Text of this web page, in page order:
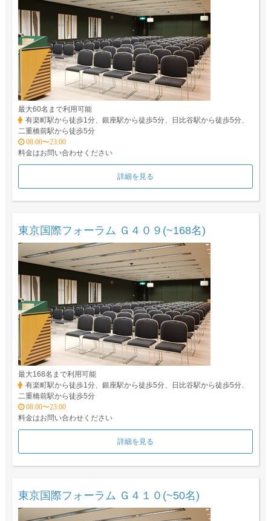
最大60名まで利用可能
有楽町駅から徒歩1分、銀座駅から徒歩5分、日比谷駅から徒歩5分、
二重橋前駅から徒歩5分
08:00〜23:00
料金はお問い合わせください
詳細を見る
東京国際フォーラム Ｇ４０９(~168名)
最大168名まで利用可能
有楽町駅から徒歩1分、銀座駅から徒歩5分、日比谷駅から徒歩5分、
二重橋前駅から徒歩5分
08:00〜23:00
料金はお問い合わせください
詳細を見る
東京国際フォーラム Ｇ４１０(~50名)